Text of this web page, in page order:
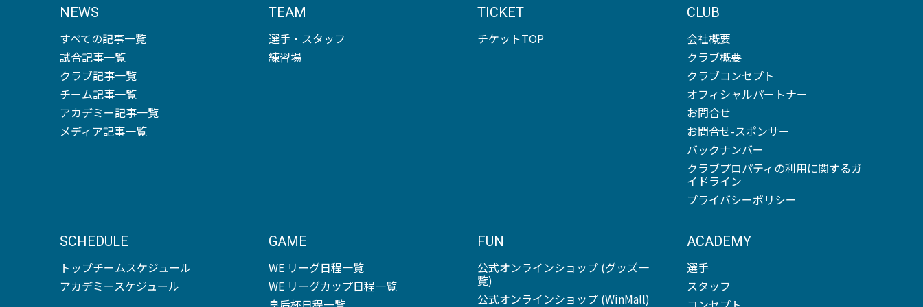
NEWS
すべての記事一覧
試合記事一覧
クラブ記事一覧
チーム記事一覧
アカデミー記事一覧
メディア記事一覧
SCHEDULE
トップチームスケジュール
アカデミースケジュール
TEAM
選手・スタッフ
練習場
GAME
WE リーグ日程一覧
WE リーグカップ日程一覧
TICKET
チケットTOP
FUN
公式オンラインショップ (グッズ一
覧)
公式オンラインショップ (WinMall)
ACADEMY
選手
スタッフ
CLUB
会社概要
クラブ概要
クラブコンセプト
オフィシャルパートナー
お問合せ
お問合せ-スポンサー
バックナンバー
クラブプロパティの利用に関するガ
イドライン
プライバシーポリシー